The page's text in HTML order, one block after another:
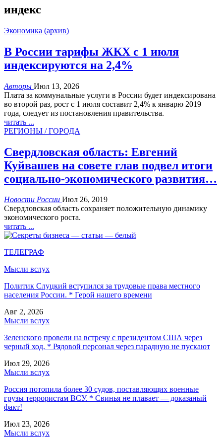
индекс
Экономика (архив)
В России тарифы ЖКХ с 1 июля
индексируются на 2,4%
Авторы Июл 13, 2026
Плата за коммунальные услуги в России будет индексирована
во второй раз, рост с 1 июля составит 2,4% к январю 2019
года, следует из постановления правительства.
читать ...
РЕГИОНЫ / ГОРОДА
Свердловская область: Евгений
Куйвашев на совете глав подвел итоги
социально-экономического развития…
Новости России Июл 26, 2019
Свердловская область сохраняет положительную динамику
экономического роста.
читать ...
ТЕЛЕГРАФ
Мысли вслух
Политик Слуцкий вступился за трудовые права местного
населения России. * Герой нашего времени
Авг 2, 2026
Мысли вслух
Зеленского провели на встречу с президентом США через
черный ход. * Рядовой персонал через парадную не пускают
Июл 29, 2026
Мысли вслух
Россия потопила более 30 судов, поставляющих военные
грузы террористам ВСУ. * Свинья не плавает — доказаный
факт!
Июл 23, 2026
Мысли вслух